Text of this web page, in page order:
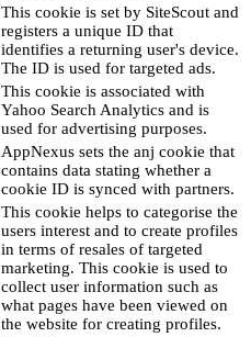
This cookie is set by SiteScout and
registers a unique ID that
identifies a returning user's device.
The ID is used for targeted ads.
This cookie is associated with
Yahoo Search Analytics and is
used for advertising purposes.
AppNexus sets the anj cookie that
contains data stating whether a
cookie ID is synced with partners.
This cookie helps to categorise the
users interest and to create profiles
in terms of resales of targeted
marketing. This cookie is used to
collect user information such as
what pages have been viewed on
the website for creating profiles.